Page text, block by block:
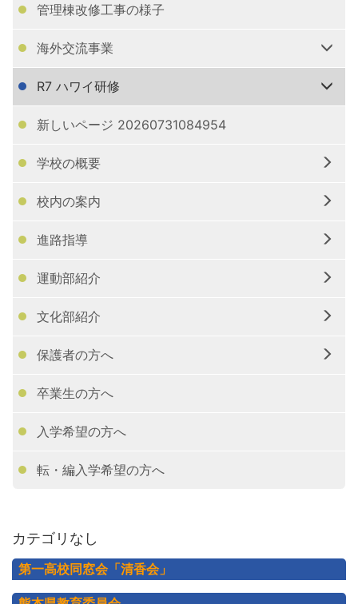
管理棟改修工事の様子
海外交流事業
R7 ハワイ研修
新しいページ 20260731084954
学校の概要
校内の案内
進路指導
運動部紹介
文化部紹介
保護者の方へ
卒業生の方へ
入学希望の方へ
転・編入学希望の方へ
カテゴリなし
第一高校同窓会「清香会」